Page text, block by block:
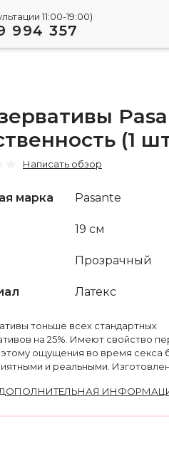
11:00-19:00)
994 357
(1
Написать обзор
марка Pasante
19 см
Прозрачный
Латекс
тоньше всех стандартных
на 25%. Имеют свойство
ощущения во время секса
и реальными.
ДОПОЛНИТЕЛЬНАЯ